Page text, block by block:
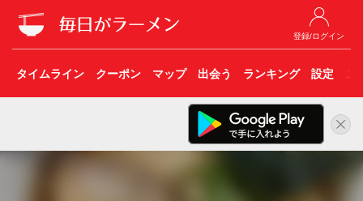
登録/ログイン
タイムライン クーポン マップ 出会う ランキング 設定 こ